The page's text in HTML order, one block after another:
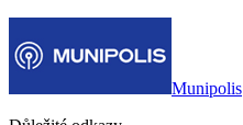
Munipolis